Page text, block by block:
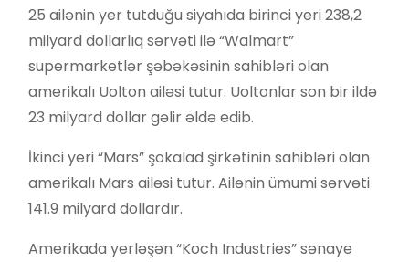
25 ailənin yer tutduğu siyahıda birinci yeri 238,2
milyard dollarlıq sərvəti ilə “Walmart”
supermarketlər şəbəkəsinin sahibləri olan
amerikalı Uolton ailəsi tutur. Uoltonlar son bir ildə
23 milyard dollar gəlir əldə edib.
İkinci yeri “Mars” şokalad şirkətinin sahibləri olan
amerikalı Mars ailəsi tutur. Ailənin ümumi sərvəti
141.9 milyard dollardır.
Amerikada yerləşən “Koch Industries” sənaye